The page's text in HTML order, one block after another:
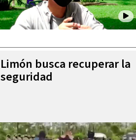
Limón busca recuperar la
seguridad